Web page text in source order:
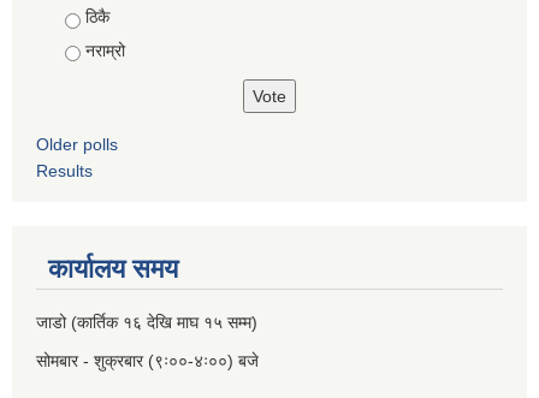
ठिकै
नराम्रो
Older polls
Results
कार्यालय समय
जाडो (कार्तिक १६ देखि माघ १५ सम्म)
सोमबार - शुक्रबार (९ः००-४ः००) बजे